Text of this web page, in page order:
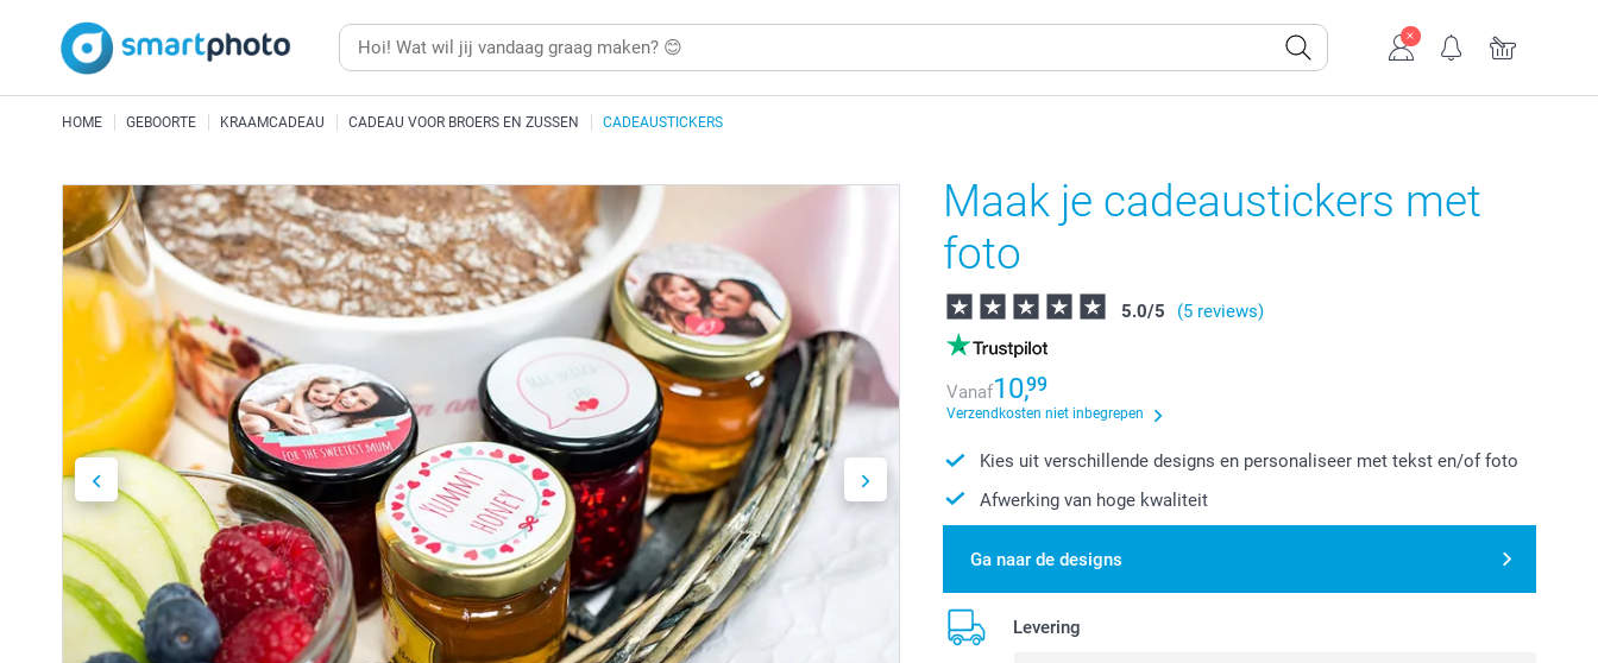
HOME GEBOORTE KRAAMCADEAU CADEAU VOOR BROERS EN ZUSSEN CADEAUSTICKERS
Maak je cadeaustickers met
foto
5.0/5 (5 reviews)
Vanaf10,99
Verzendkosten niet inbegrepen
Kies uit verschillende designs en personaliseer met tekst en/of foto
Afwerking van hoge kwaliteit
Ga naar de designs
Levering